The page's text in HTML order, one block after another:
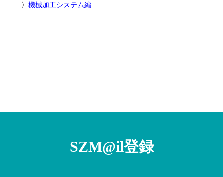
機械加工システム編
SZM@il登録